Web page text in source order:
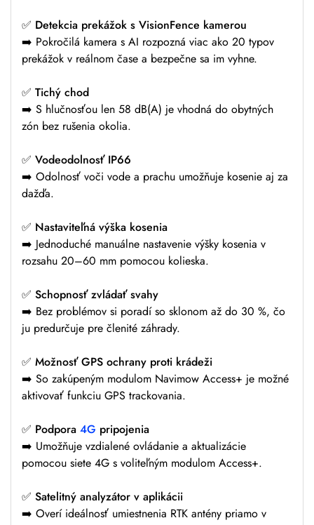
✅ Detekcia prekážok s VisionFence kamerou
➡️ Pokročilá kamera s AI rozpozná viac ako 20 typov
prekážok v reálnom čase a bezpečne sa im vyhne.
✅ Tichý chod
➡️ S hlučnosťou len 58 dB(A) je vhodná do obytných
zón bez rušenia okolia.
✅ Vodeodolnosť IP66
➡️ Odolnosť voči vode a prachu umožňuje kosenie aj za
dažďa.
✅ Nastaviteľná výška kosenia
➡️ Jednoduché manuálne nastavenie výšky kosenia v
rozsahu 20–60 mm pomocou kolieska.
✅ Schopnosť zvládať svahy
➡️ Bez problémov si poradí so sklonom až do 30 %, čo
ju predurčuje pre členité záhrady.
✅ Možnosť GPS ochrany proti krádeži
➡️ So zakúpeným modulom Navimow Access+ je možné
aktivovať funkciu GPS trackovania.
✅ Podpora 4G pripojenia
➡️ Umožňuje vzdialené ovládanie a aktualizácie
pomocou siete 4G s voliteľným modulom Access+.
✅ Satelitný analyzátor v aplikácii
➡️ Overí ideálnosť umiestnenia RTK antény priamo v